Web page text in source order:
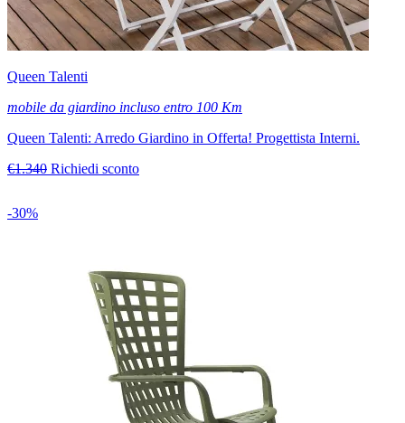
Queen Talenti
mobile da giardino incluso entro 100 Km
Queen Talenti: Arredo Giardino in Offerta! Progettista Interni.
€1.340 Richiedi sconto
-30%